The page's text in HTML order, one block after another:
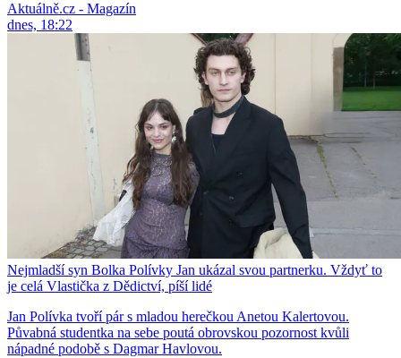
Aktuálně.cz - Magazín
dnes, 18:22
Nejmladší syn Bolka Polívky Jan ukázal svou partnerku. Vždyť to
je celá Vlastička z Dědictví, píší lidé
Jan Polívka tvoří pár s mladou herečkou Anetou Kalertovou.
Půvabná studentka na sebe poutá obrovskou pozornost kvůli
nápadné podobě s Dagmar Havlovou.